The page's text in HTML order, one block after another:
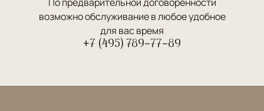
возможно обслуживание в любое удобное
для вас время
+7 (495) 789-77-89